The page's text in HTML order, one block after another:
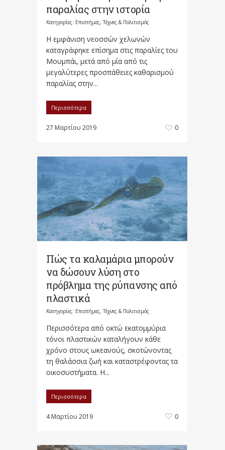
παραλίας στην ιστορία
Κατηγορίες: Επιστήμες, Τέχνες & Πολιτισμός
Η εμφάνιση νεοσσών χελωνών
καταγράφηκε επίσημα στις παραλίες του
Μουμπάι, μετά από μία από τις
μεγαλύτερες προσπάθειες καθαρισμού
παραλίας στην...
Περισσότερα
27 Μαρτίου 2019 0
Πώς τα καλαμάρια μπορούν
να δώσουν λύση στο
πρόβλημα της ρύπανσης από
πλαστικά
Κατηγορίες: Επιστήμες, Τέχνες & Πολιτισμός
Περισσότερα από οκτώ εκατομμύρια
τόνοι πλαστικών καταλήγουν κάθε
χρόνο στους ωκεανούς, σκοτώνοντας
τη θαλάσσια ζωή και καταστρέφοντας τα
οικοσυστήματα. Η...
Περισσότερα
4 Μαρτίου 2019 0